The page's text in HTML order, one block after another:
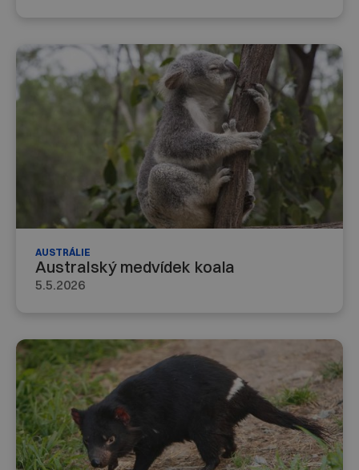
AUSTRÁLIE
Australský medvídek koala
5.5.2026